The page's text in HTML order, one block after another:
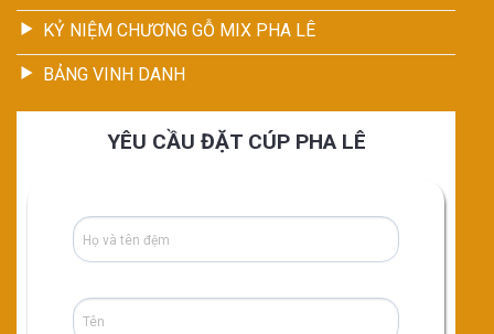
KỶ NIỆM CHƯƠNG GỖ MIX PHA LÊ
BẢNG VINH DANH
YÊU CẦU ĐẶT CÚP PHA LÊ